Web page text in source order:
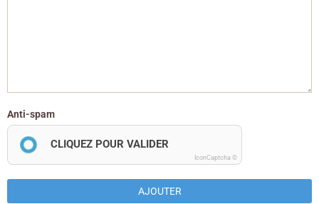
Anti-spam
CLIQUEZ POUR VALIDER
IconCaptcha ©
AJOUTER